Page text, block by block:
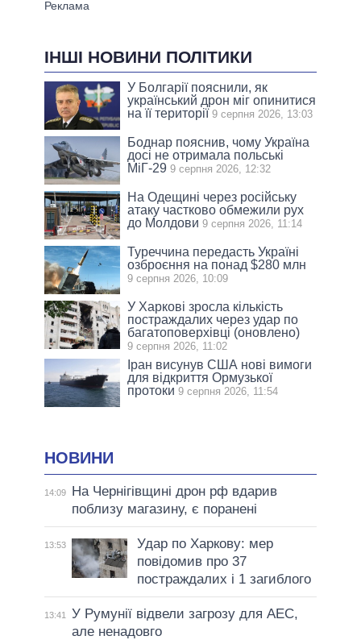
ІНШІ НОВИНИ ПОЛІТИКИ
У Болгарії пояснили, як
український дрон міг опинитися
на її території 9 серпня 2026, 13:03
Боднар пояснив, чому Україна
досі не отримала польські
МіГ-29 9 серпня 2026, 12:32
На Одещині через російську
атаку частково обмежили рух
до Молдови 9 серпня 2026, 11:14
Туреччина передасть Україні
озброєння на понад $280 млн
9 серпня 2026, 10:09
У Харкові зросла кількість
постраждалих через удар по
багатоповерхівці (оновлено)
9 серпня 2026, 11:02
Іран висунув США нові вимоги
для відкриття Ормузької
протоки 9 серпня 2026, 11:54
НОВИНИ
14:09
На Чернігівщині дрон рф вдарив
поблизу магазину, є поранені
13:53
Удар по Харкову: мер
повідомив про 37
постраждалих і 1 загиблого
13:41
У Румунії відвели загрозу для АЕС,
але ненадовго